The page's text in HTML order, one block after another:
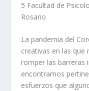
5 Facultad de
Rosario
La pandemia del
creativas en las
romper las barreras
encontramos
esfuerzos que